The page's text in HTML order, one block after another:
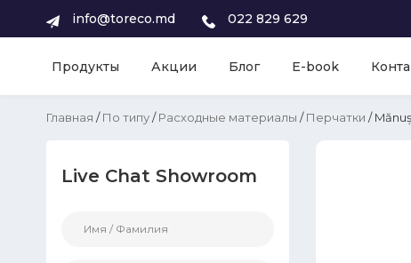
info@toreco.md 022 829 629
Продукты Акции Блог E-book
Главная /По типу/Расходные материалы /Перчатки /
Live Chat Showroom